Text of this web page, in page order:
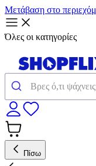
Μετάβαση στο
Όλες οι κατηγορίες
Πίσω